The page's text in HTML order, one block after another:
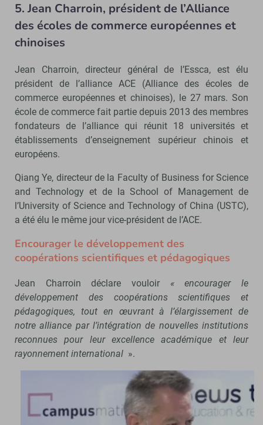
5. Jean Charroin, président de l’Alliance
des écoles de commerce européennes et
chinoises
Jean Charroin, directeur général de l’Essca, est élu
président de l’alliance ACE (Alliance des écoles de
commerce européennes et chinoises), le 27 mars. Son
école de commerce fait partie depuis 2013 des membres
fondateurs de l’alliance qui réunit 18 universités et
établissements d’enseignement supérieur chinois et
européens.
Qiang Ye, directeur de la Faculty of Business for Science
and Technology et de la School of Management de
l’University of Science and Technology of China (USTC),
a été élu le même jour vice-président de l’ACE.
Encourager le développement des
coopérations scientifiques et pédagogiques
Jean Charroin déclare vouloir « encourager le
développement des coopérations scientifiques et
pédagogiques, tout en œuvrant à l’élargissement de
notre alliance par l’intégration de nouvelles institutions
reconnues pour leur excellence académique et leur
rayonnement international ».